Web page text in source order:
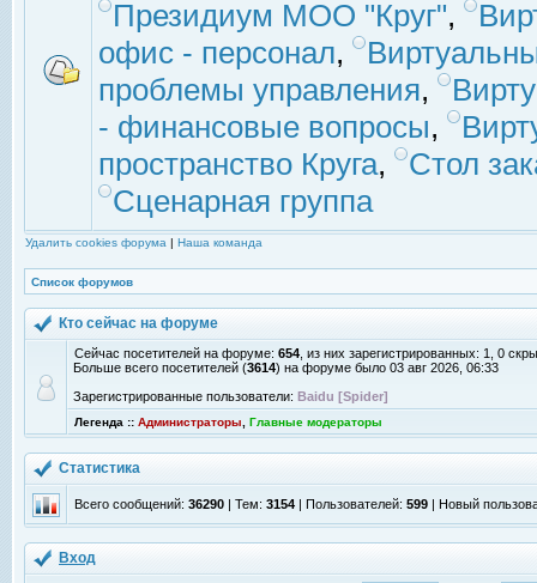
Президиум МОО "Круг",
офис - персонал,
проблемы управления,
- финансовые вопросы,
пространство Круга,
Стол
Сценарная группа
Удалить cookies форума | Наша команда
Список форумов
Кто сейчас на форуме
Сейчас посетителей на форуме: 654 , из них зарегистрированных: 1, 0
Больше всего посетителей (3614) на форуме было 03 авг 2026, 06:33
Зарегистрированные пользователи: Baidu [Spider]
Легенда :: Администраторы Главные модераторы
Статистика
Всего сообщений: 36290 | Тем: 3154 | Пользователей: 599 | Новый
Вход